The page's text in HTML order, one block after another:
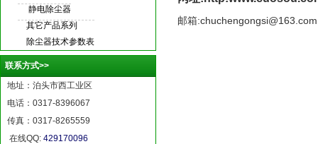
静电除尘器
其它产品系列
除尘器技术参数表
联系方式>>
地址：泊头市西工业区
电话：0317-8396067
传真：0317-8265559
在线QQ: 429170096
邮箱:chuchengongsi@163.com